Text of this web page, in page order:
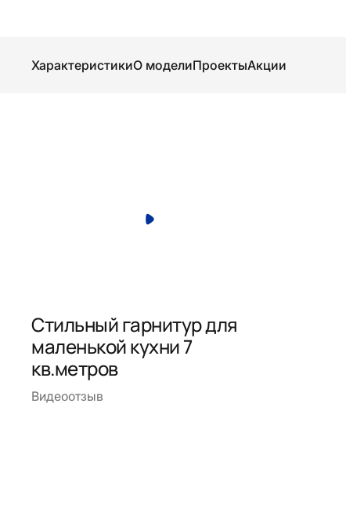
ХарактеристикиО моделиПроектыАкции
Стильный гарнитур для
маленькой кухни 7
кв.метров
Видеоотзыв